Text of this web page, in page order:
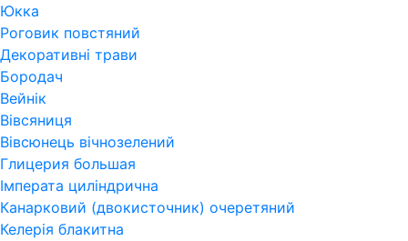
Юкка
Роговик повстяний
Декоративні трави
Бородач
Вейнік
Вівсяниця
Вівсюнець вічнозелений
Глицерия большая
Імперата циліндрична
Канарковий (двокисточник) очеретяний
Келерія блакитна